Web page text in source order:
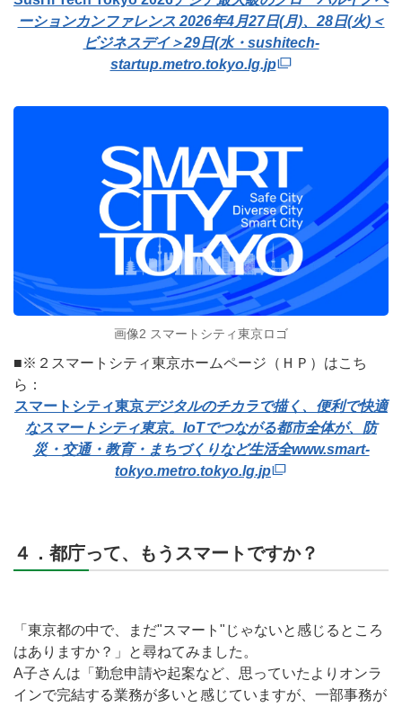
ーションカンファレンス 2026年4月27日(月)、28日(火)＜
ビジネスデイ＞29日(水・ sushitech-
startup.metro.tokyo.lg.jp
画像2 スマートシティ東京ロゴ
■※２スマートシティ東京ホームページ（ＨＰ）はこち
ら：
スマートシティ東京デジタルのチカラで描く、便利で快適
なスマートシティ東京。IoTでつながる都市全体が、防
災・交通・教育・まちづくりなど生活全www.smart-
tokyo.metro.tokyo.lg.jp
４．都庁って、もうスマートですか？
「東京都の中で、まだ"スマート"じゃないと感じるところ
はありますか？」と尋ねてみました。
A子さんは「勤怠申請や起案など、思っていたよりオンラ
インで完結する業務が多いと感じていますが、一部事務が